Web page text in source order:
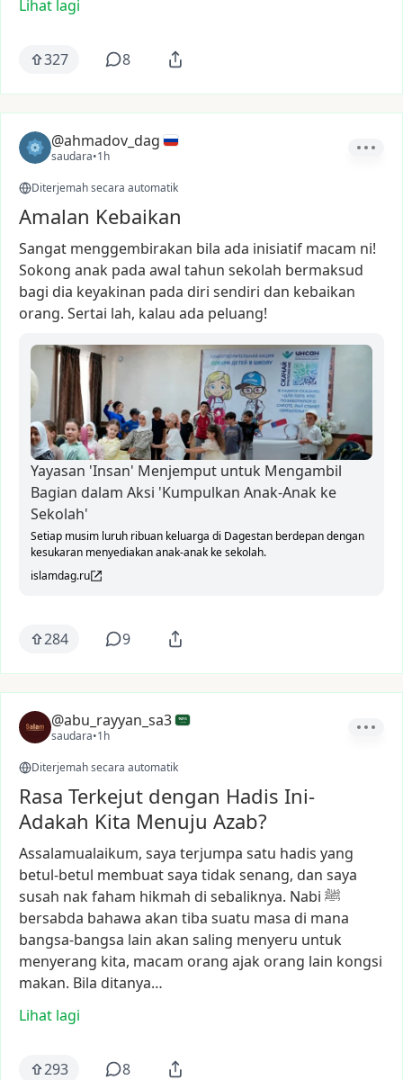
Lihat lagi
327 8
@ahmadov_dag
saudara•1h
Diterjemah secara automatik
Amalan Kebaikan
Sangat menggembirakan bila ada inisiatif macam ni!
Sokong anak pada awal tahun sekolah bermaksud
bagi dia keyakinan pada diri sendiri dan kebaikan
orang. Sertai lah, kalau ada peluang!
Yayasan 'Insan' Menjemput untuk Mengambil
Bagian dalam Aksi 'Kumpulkan Anak-Anak ke
Sekolah'
Setiap musim luruh ribuan keluarga di Dagestan berdepan dengan
kesukaran menyediakan anak-anak ke sekolah.
islamdag.ru
284 9
@abu_rayyan_sa3
saudara•1h
Diterjemah secara automatik
Rasa Terkejut dengan Hadis Ini-
Adakah Kita Menuju Azab?
Assalamualaikum, saya terjumpa satu hadis yang
betul-betul membuatsaya tidaksenang, dan saya
susah nakfaham hikmah di sebaliknya. Nabi ﷺ
bersabda bahawa akan tiba suatu masa di mana
bangsa-bangsa lain akan saling menyeru untuk
menyerang kita, macam orang ajak orang lain kongsi
makan. Bila ditanya…
Lihat lagi
293 8